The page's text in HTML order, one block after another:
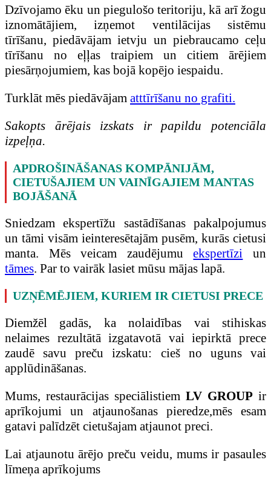
Dzīvojamo ēku un piegulošo teritoriju, kā arī žogu
iznomātājiem, izņemot ventilācijas sistēmu
tīrīšanu, piedāvājam ietvju un piebraucamo ceļu
tīrīšanu no eļļas traipiem un citiem ārējiem
piesārņojumiem, kas bojā kopējo iespaidu.
Turklāt mēs piedāvājam atttīrīšanu no grafiti.
Sakopts ārējais izskats ir papildu potenciāla
izpeļņa.
APDROŠINĀŠANAS KOMPĀNIJĀM,
CIETUŠAJIEM UN VAINĪGAJIEM MANTAS
BOJĀŠANĀ
Sniedzam ekspertīžu sastādīšanas pakalpojumus
un tāmi visām ieinteresētajām pusēm, kurās cietusi
manta. Mēs veicam zaudējumuekspertīzi
un
tāmes. Par to vairāk lasiet mūsu mājas lapā.
UZŅĒMĒJIEM, KURIEM IR CIETUSI PRECE
Diemžēl gadās, ka nolaidības vai stihiskas
nelaimes rezultātā izgatavotā vai iepirktā prece
zaudē savu preču izskatu: cieš no uguns vai
applūdināšanas.
Mums, restaurācijas speciālistiem LV GROUP ir
aprīkojumi un atjaunošanas pieredze,mēs esam
gatavi palīdzēt cietušajam atjaunot preci.
Lai atjaunotu ārējo preču veidu, mums ir pasaules
līmeņa aprīkojums